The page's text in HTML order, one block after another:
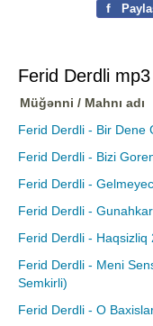
f
Ferid Derdli mp3
Müğənni / Mahnı adı
Ferid Derdli - Bir Dene
Ferid Derdli - Bizi
Ferid Derdli -
Ferid Derdli -
Ferid Derdli - Haqsizliq
Ferid Derdli - Meni
Semkirli)
Ferid Derdli - O